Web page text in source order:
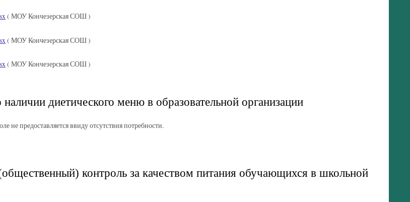
( МОУ Кончезерская СОШ )
( МОУ Кончезерская СОШ )
( МОУ Кончезерская СОШ )
диетического меню в образовательной организации
не предоставляется ввиду отсутствия потребности.
контроль за качеством питания обучающихся в школьной